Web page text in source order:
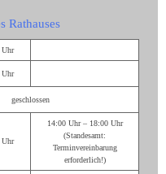
Rathauses
Uhr
Uhr
geschlossen
Uhr
14:00 Uhr – 18:00 Uhr
(Standesamt:
Terminvereinbarung
erforderlich!)